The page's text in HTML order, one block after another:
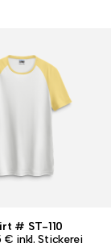
# ST-110
€ inkl. Stickerei